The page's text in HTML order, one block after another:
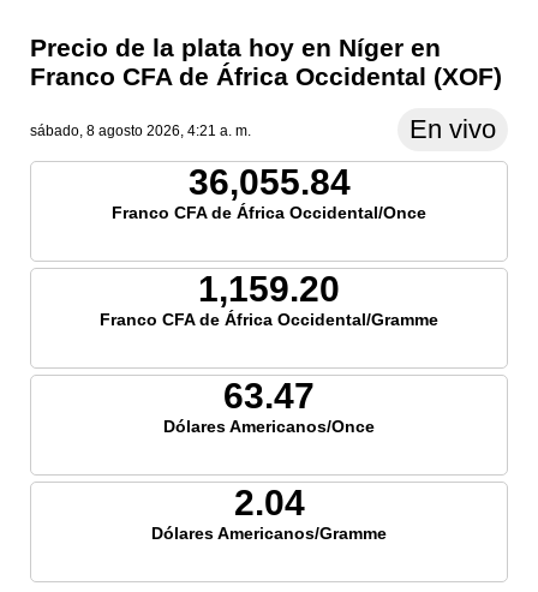
Precio de la plata hoy en Níger en
Franco CFA de África Occidental (XOF)
sábado, 8 agosto 2026, 4:21 a. m. En vivo
36,055.84
Franco CFA de África Occidental/Once
1,159.20
Franco CFA de África Occidental/Gramme
63.47
Dólares Americanos/Once
2.04
Dólares Americanos/Gramme